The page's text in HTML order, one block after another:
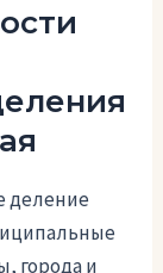
деление
города и